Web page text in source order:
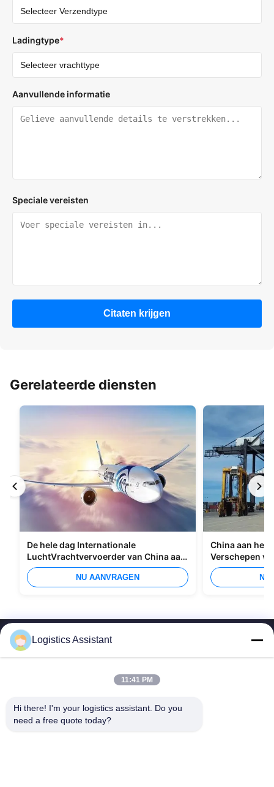
Ladingtype*
Aanvullende informatie
Speciale vereisten
Citaten krijgen
Gerelateerde diensten
De hele dag Internationale
LuchtVrachtvervoerder van China aan
Manilla
NU AANVRAGEN
China aan het
Verschepen
Overzees
NU
Logistics Assistant
11:41 PM
Hi there! I'm your logistics assistant. Do you
need a free quote today?